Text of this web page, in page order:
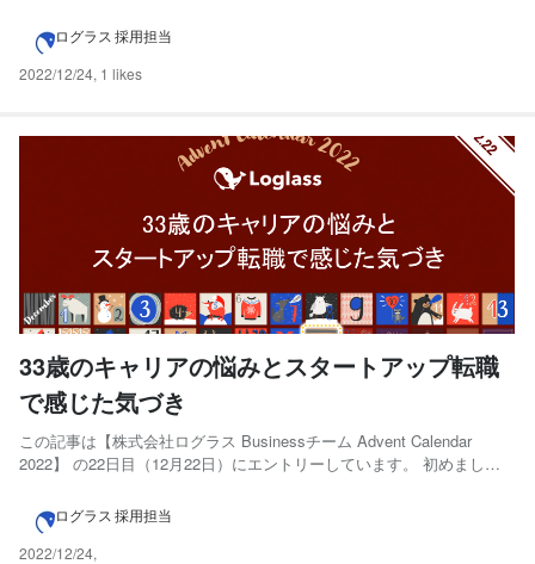
に入る前に！ はじめに 実践するべきシンプルな2つのこと 1, 迷わな
い！！！ ...
ログラス 採用担当
2022/12/24, 1 likes
33歳のキャリアの悩みとスタートアップ転職
で感じた気づき
この記事は【株式会社ログラス Businessチーム Advent Calendar
2022】 の22日目（12月22日）にエントリーしています。 初めまし
2022年11月にログラスに入社してもうすぐ2ヶ月が経過しようとしてい
ます。 このno...
ログラス 採用担当
2022/12/24,